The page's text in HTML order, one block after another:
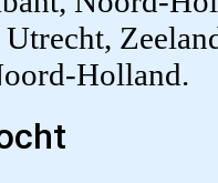
Holland.